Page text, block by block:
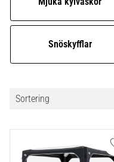
Snöskyfflar
Välj sortering